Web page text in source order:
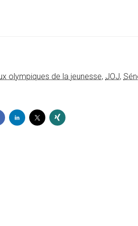
olympiques de la jeunesse, JOJ,